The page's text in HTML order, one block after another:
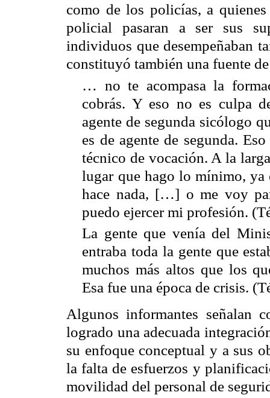
como de los policías, a
policial pasaran a ser sus
individuos que desempeñaban
constituyó también una fuente
… no te acompasa la
cobrás. Y eso no es culpa
agente de segunda sicólogo
es de agente de segunda.
técnico de vocación. A la
lugar que hago lo mínimo,
hace nada, […] o me voy
puedo ejercer mi profesión.
La gente que venía del
entraba toda la gente que
muchos más altos que los
Esa fue una época de crisis.
Algunos informantes señalan
logrado una adecuada
su enfoque conceptual y a sus
la falta de esfuerzos y
movilidad del personal de